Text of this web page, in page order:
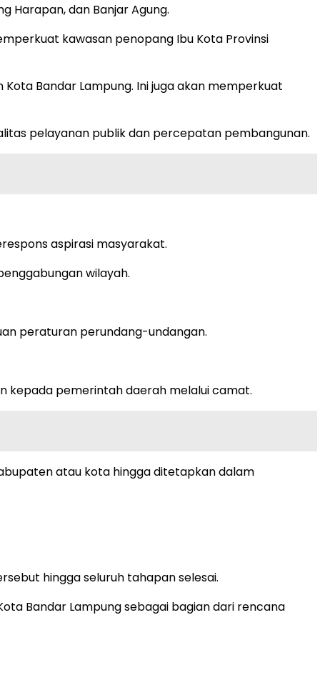
Harapan, dan Banjar Agung.
kawasan penopang Ibu Kota Provinsi
Bandar Lampung. Ini juga akan memperkuat
pelayanan publik dan percepatan pembangunan.
aspirasi masyarakat.
wilayah.
peraturan perundang-undangan.
kepada pemerintah daerah melalui camat.
atau kota hingga ditetapkan dalam
hingga seluruh tahapan selesai.
Bandar Lampung sebagai bagian dari rencana